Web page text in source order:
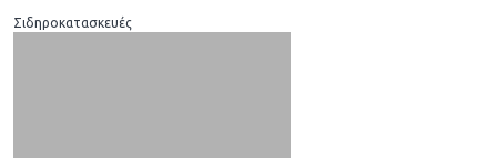
Σιδηροκατασκευές